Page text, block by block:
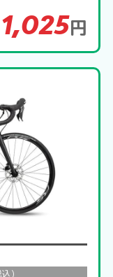
1,025円
)